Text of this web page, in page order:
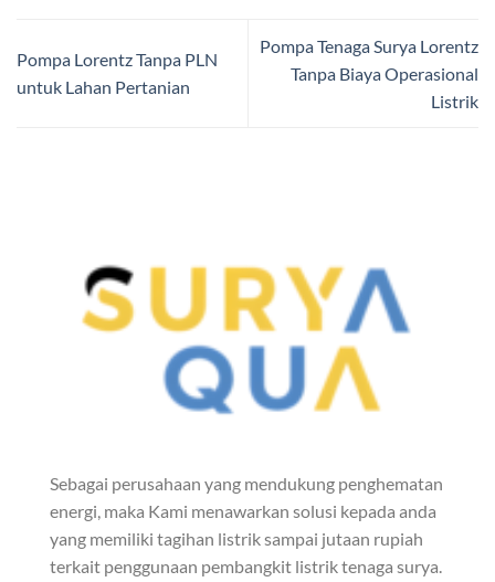
Pompa Lorentz Tanpa PLN
untuk Lahan Pertanian
Pompa Tenaga Surya Lorentz
Tanpa Biaya Operasional
Listrik
Sebagai perusahaan yang mendukung penghematan
energi, maka Kami menawarkan solusi kepada anda
yang memiliki tagihan listrik sampai jutaan rupiah
terkait penggunaan pembangkit listrik tenaga surya.